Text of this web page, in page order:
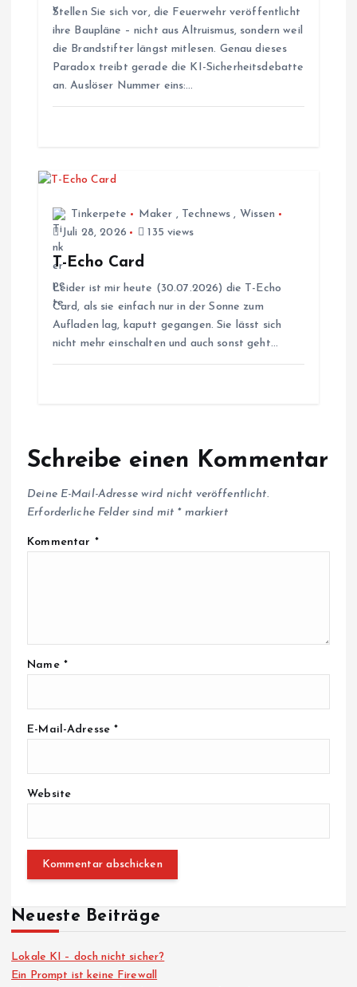
a
Stellen Sie sich vor, die Feuerwehr veröffentlicht
ihre Baupläne – nicht aus Altruismus, sondern weil
die Brandstifter längst mitlesen. Genau dieses
Paradox treibt gerade die KI-Sicherheitsdebatte
an. Auslöser Nummer eins:…
Tinkerpete Maker , Technews , Wissen
Juli 28, 2026
135 views
T-Echo Card
Leider ist mir heute (30.07.2026) die T-Echo
Card, als sie einfach nur in der Sonne zum
Aufladen lag, kaputt gegangen. Sie lässt sich
nicht mehr einschalten und auch sonst geht…
Schreibe einen Kommentar
Deine E-Mail-Adresse wird nicht veröffentlicht.
Erforderliche Felder sind mit *markiert
Kommentar *
Name *
E-Mail-Adresse*
Website
Neueste Beiträge
Lokale KI – doch nicht sicher?
Ein Prompt ist keine Firewall